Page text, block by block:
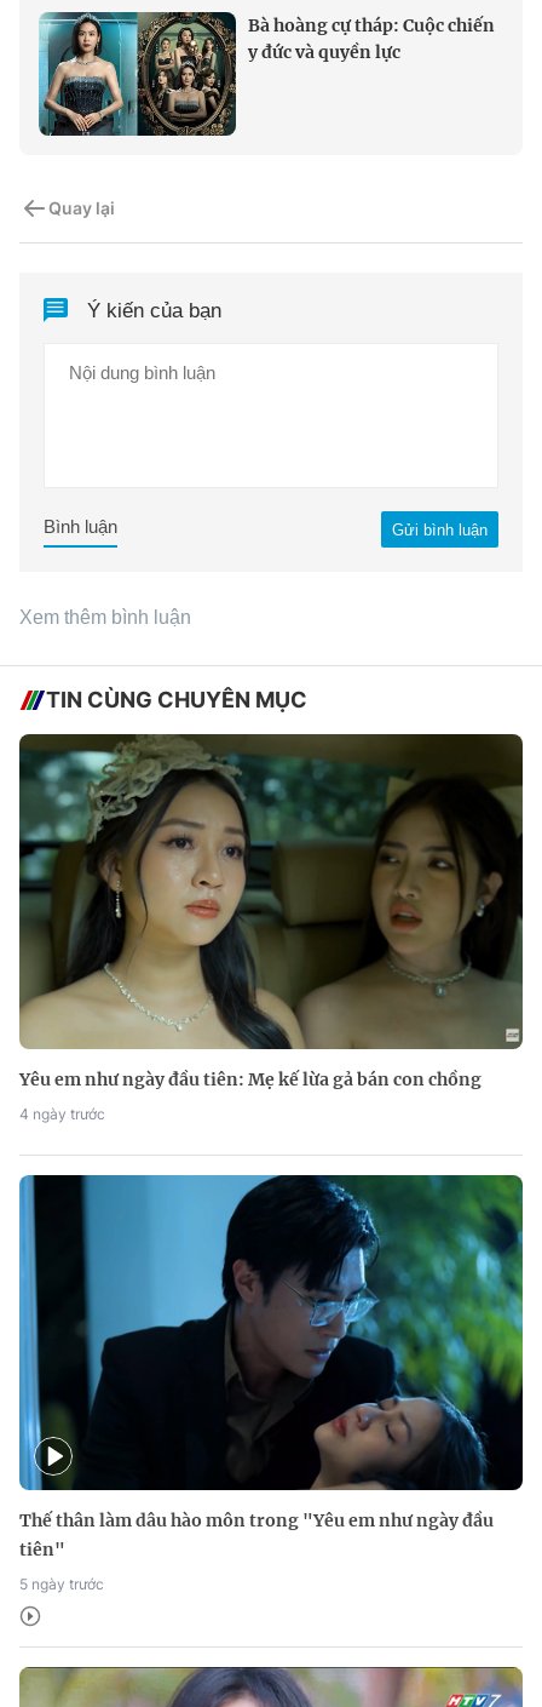
Bà hoàng cự tháp: Cuộc chiến
y đức và quyền lực
Quay lại
Ý kiến của bạn
Gửi bình luận
Bình luận
Xem thêm bình luận
TIN CÙNG CHUYÊN MỤC
Yêu em như ngày đầu tiên: Mẹ kế lừa gả bán con chồng
4 ngày trước
Thế thân làm dâu hào môn trong "Yêu em như ngày đầu
tiên"
5 ngày trước